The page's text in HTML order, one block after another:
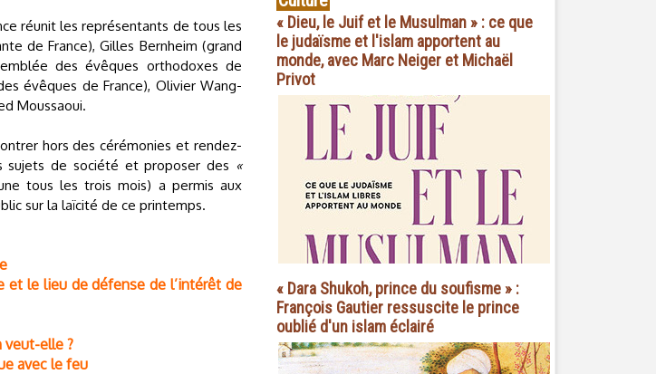
réunit les représentants de tous les
de France), Gilles Bernheim (grand
des évêques orthodoxes de
évêques de France), Olivier Wang-
Moussaoui.
hors des cérémonies et rendez-
sujets de société et proposer des «
tous les trois mois) a permis aux
sur la laïcité de ce printemps.
et le lieu de défense de l’intérêt de
veut-elle ?
avec le feu
« Dieu, le Juif et le Musulman » : ce que
le judaïsme et l'islam apportent au
monde, avec Marc Neiger et Michaël
Privot
« Dara Shukoh, prince du soufisme » :
François Gautier ressuscite le prince
oublié d'un islam éclairé